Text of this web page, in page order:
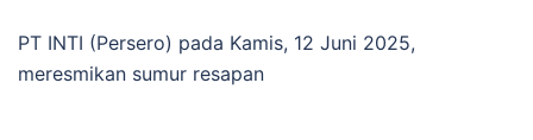
PT INTI (Persero) pada Kamis, 12 Juni 2025,
meresmikan sumur resapan